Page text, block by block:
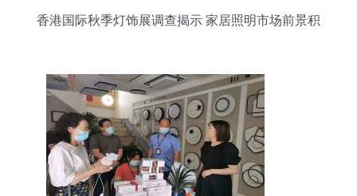
香港国际秋季灯饰展调查揭示 家居照明市场前景积